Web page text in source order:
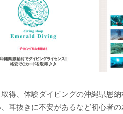
得、体験ダイビングの沖縄県恩
耳抜きに不安があるなど初心者